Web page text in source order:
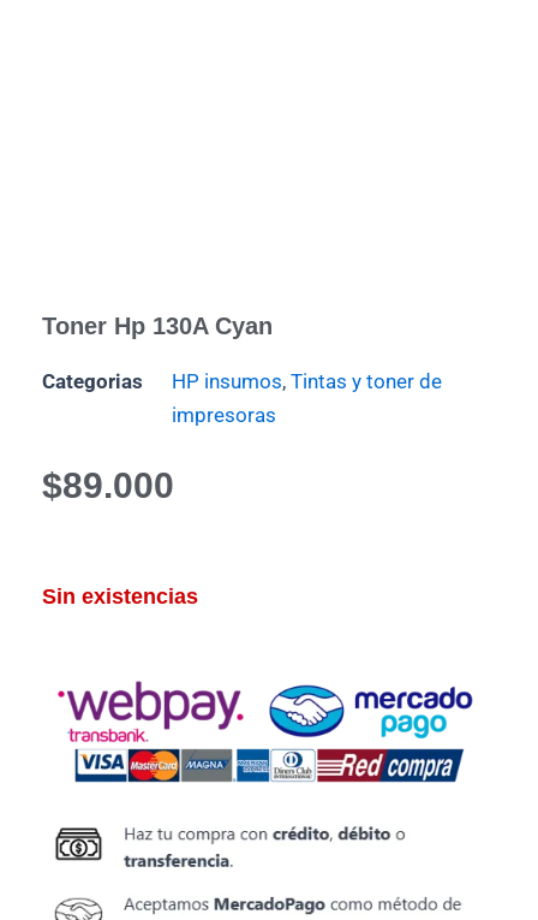
Toner Hp 130A Cyan
Categorias HP insumos, Tintas y toner de
impresoras
$89.000
Sin existencias